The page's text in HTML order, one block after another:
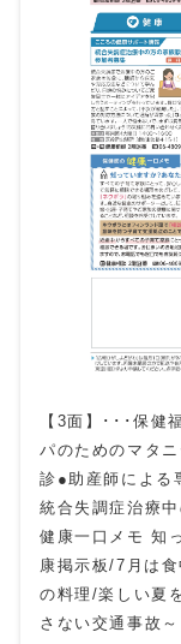
【3面】･･･保健
パのためのマタ
診●助産師による
統合失調症治療
健康一口メモ 知
康掲示板/7月は
の料理/楽しい夏
さない交通事故